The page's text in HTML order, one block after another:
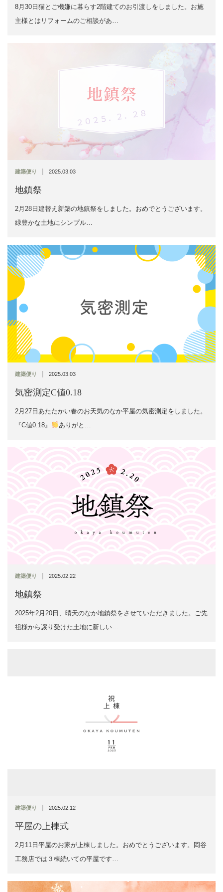
8月30日猫とご機嫌に暮らす2階建てのお引渡しをしました。お施
主様とはリフォームのご相談があ…
建築便り | 2025.03.03
地鎮祭
2月28日建替え新築の地鎮祭をしました。おめでとうございます。
緑豊かな土地にシンプル…
建築便り | 2025.03.03
気密測定C値0.18
2月27日あたたかい春のお天気のなか平屋の気密測定をしました。
『C値0.18』
ありがと…
建築便り | 2025.02.22
地鎮祭
2025年2月20日、晴天のなか地鎮祭をさせていただきました。ご先
祖様から譲り受けた土地に新しい…
建築便り | 2025.02.12
平屋の上棟式
2月11日平屋のお家が上棟しました。おめでとうございます。岡谷
工務店では３棟続いての平屋です…